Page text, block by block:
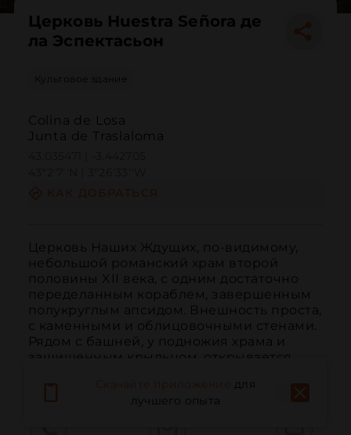
Церковь Нuestra Señora де
ла Эспектасьон
Культовое здание
Colina de Losa
Junta de Traslaloma
Церковь Наших Ждущих, по-видимому,
небольшой романский храм второй
половины XII века, с одним достаточно
переделанным кораблем, завершенным
полукруглым апсидом. Внешность проста,
с каменными и облицовочными стенами.
Рядом с башней, у подножия храма и
защищенным крыльцом, открывается
для
лучшего опыта